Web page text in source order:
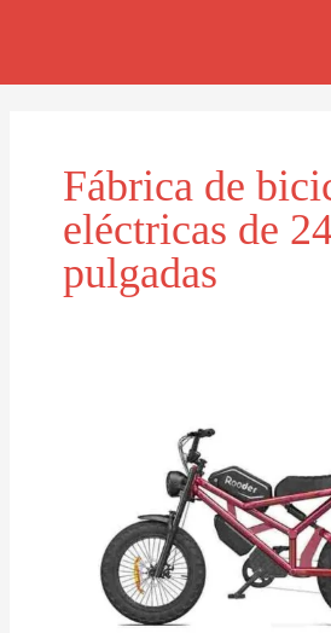
Fábrica de
eléctricas de
pulgadas